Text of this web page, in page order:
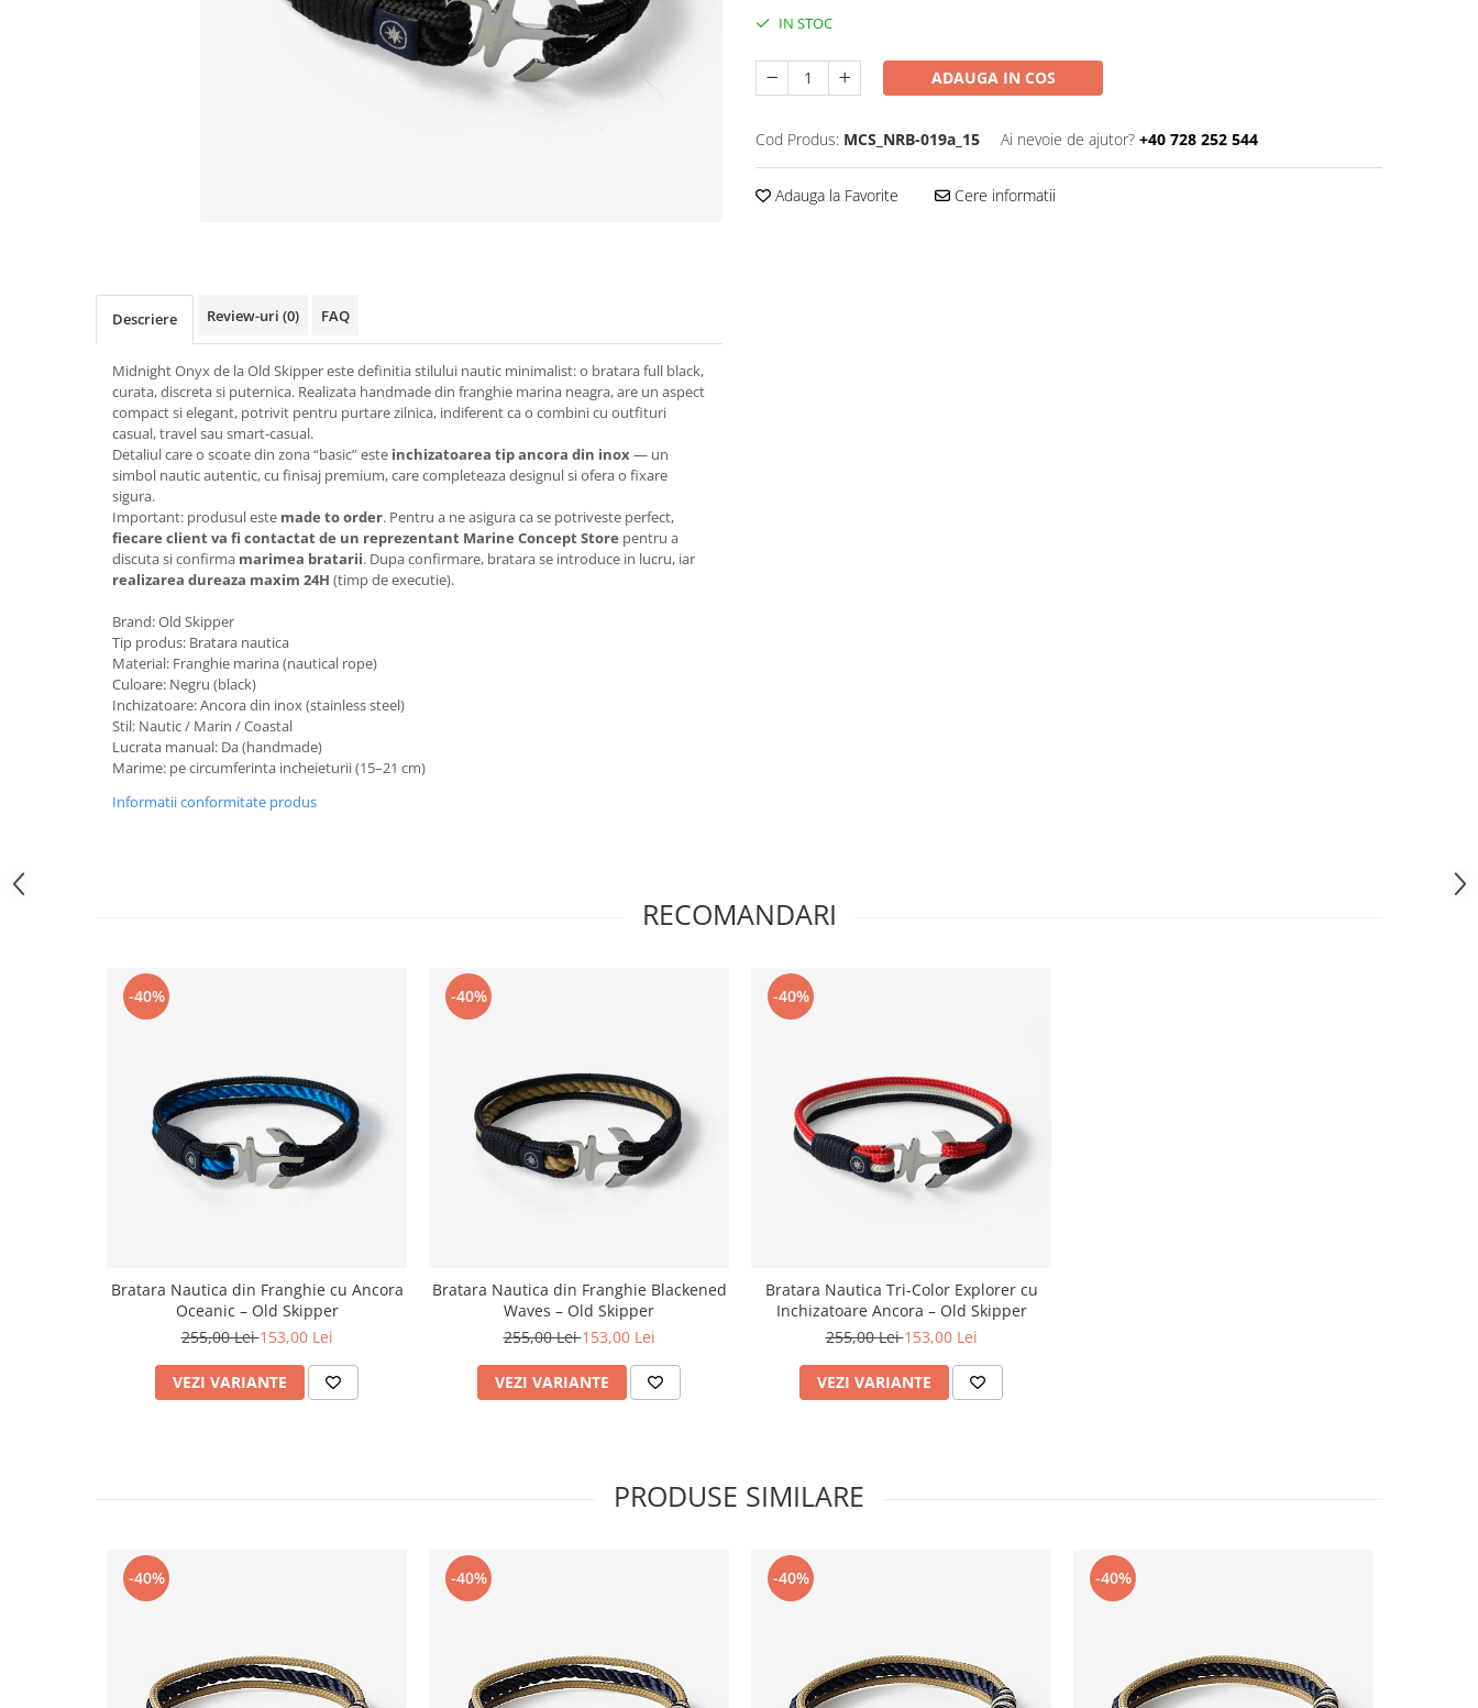
IN STOC
ADAUGA IN COS
Cod Produs: MCS_NRB-019a_15 Ai nevoie de ajutor? +40 728 252 544
Adauga la Favorite Cere informatii
Descriere Review-uri (0) FAQ
Midnight Onyx de la Old Skipper este definitia stilului nautic minimalist: o bratara full black,
curata, discreta si puternica. Realizata handmade din franghie marina neagra, are un aspect
compact si elegant, potrivit pentru purtare zilnica, indiferent ca o combini cu outfituri
casual, travel sau smart-casual.
Detaliul care o scoate din zona “basic” este inchizatoarea tip ancora din inox— un
simbol nautic autentic, cu finisaj premium, care completeaza designul si ofera o fixare
sigura.
Important: produsul este made to order. Pentru a ne asigura ca se potriveste perfect,
fiecare client va fi contactat de un reprezentant Marine Concept Store pentru a
discuta si confirma marimea bratarii. Dupa confirmare, bratara se introduce in lucru, iar
realizarea dureaza maxim 24H (timp de executie).
Brand: Old Skipper
Tip produs: Bratara nautica
Material: Franghie marina (nautical rope)
Culoare: Negru (black)
Inchizatoare: Ancora din inox (stainless steel)
Stil: Nautic / Marin / Coastal
Lucrata manual: Da (handmade)
Marime: pe circumferinta incheieturii (15–21 cm)
Informatii conformitate produs
RECOMANDARI
-40%
Bratara Nautica din Franghie cu Ancora
Oceanic – Old Skipper
255,00 Lei153,00 Lei
VEZI VARIANTE
-40%
Bratara Nautica din Franghie Blackened
Waves – Old Skipper
255,00 Lei153,00 Lei
VEZI VARIANTE
-40%
Bratara Nautica Tri-Color Explorer cu
Inchizatoare Ancora – Old Skipper
255,00 Lei153,00 Lei
VEZI VARIANTE
PRODUSE SIMILARE
-40% -40% -40% -40%